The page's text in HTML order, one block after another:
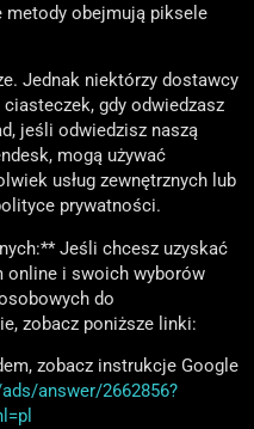
metody obejmują piksele
Jednak niektórzy dostawcy
ciasteczek, gdy odwiedzasz
jeśli odwiedzisz naszą
mogą używać
usług zewnętrznych lub
prywatności.
Jeśli chcesz uzyskać
online i swoich wyborów
do
zobacz poniższe linki:
zobacz instrukcje Google
answer/2662856?